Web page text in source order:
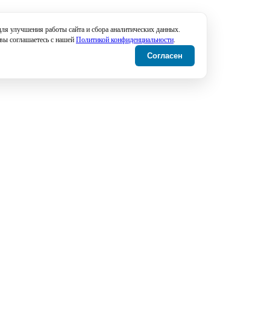
улучшения работы сайта и сбора аналитических данных.
соглашаетесь с нашей Политикой конфиденциальности.
Согласен